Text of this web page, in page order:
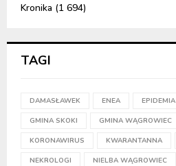
Kronika (1 694)
TAGI
DAMASŁAWEK ENEA EPIDEMIA
GMINA SKOKI GMINA WĄGROWIEC
KORONAWIRUS KWARANTANNA
NEKROLOGI NIELBA WĄGROWIEC